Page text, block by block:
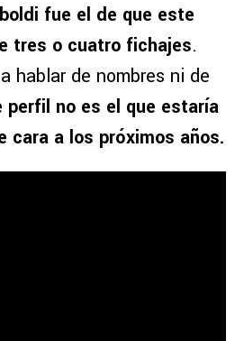
fue el de que este
tres o cuatro fichajes.
hablar de nombres ni de
perfil no es el que estaría
cara a los próximos años.